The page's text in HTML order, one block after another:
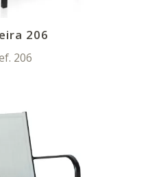
206
206